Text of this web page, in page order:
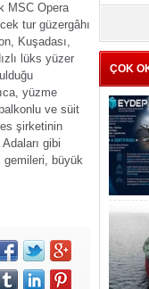
MSC Opera
tur güzergâhı
Kuşadası,
lüks yüzer
yüzme
ve süit
şirketinin
gibi
gemileri, büyük
Kpt.
ÇOK